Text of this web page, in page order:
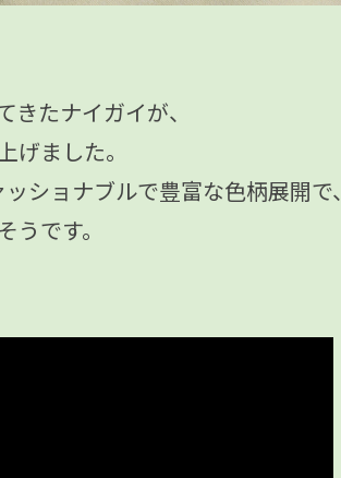
きたナイガイが、
げました。
ショナブルで豊富な色柄展開で、
です。